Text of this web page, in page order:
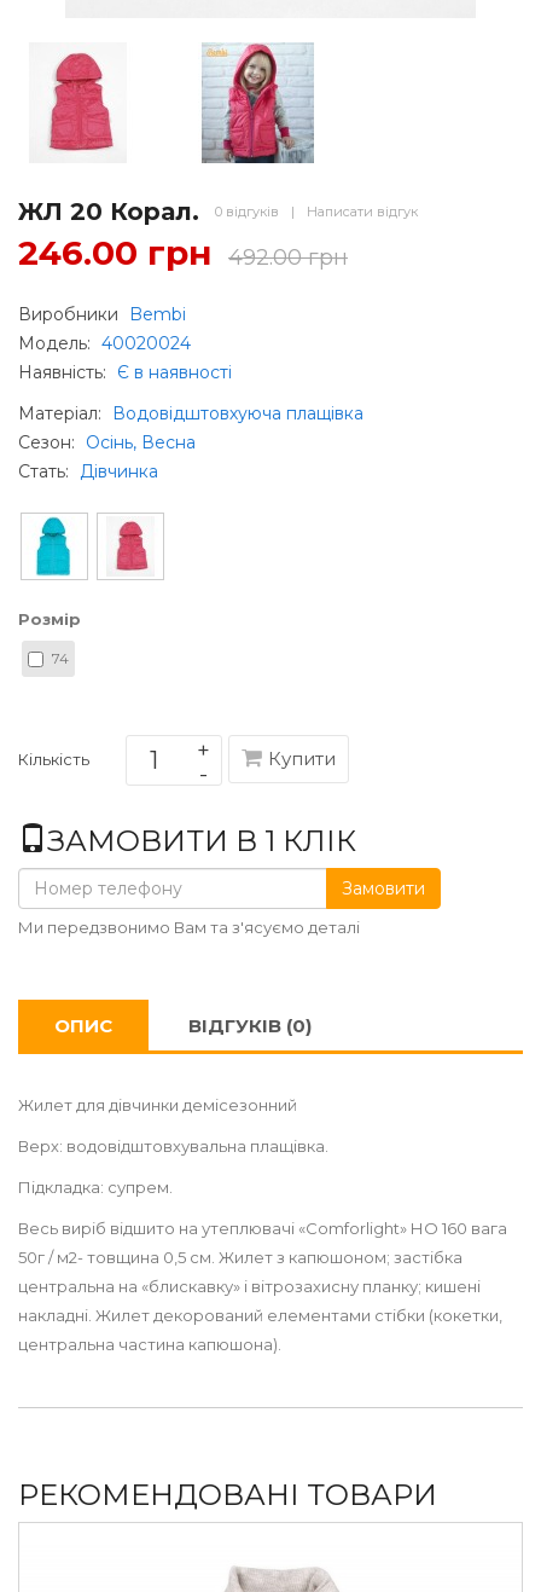
ЖЛ 20 Корал. 0 відгуків | Написати відгук
246.00 грн 492.00 грн
Виробники
Bembi
Модель: 40020024
Наявність:
Є в наявності
Матеріал:
Водовідштовхуюча плащівка
Сезон:
Осінь, Весна
Стать: Дівчинка
Розмір
74
Кількість Купити
ЗАМОВИТИ В 1 КЛІК
Замовити
Ми передзвонимо Вам та з'ясуємо деталі
ОПИС ВІДГУКІВ (0)
Жилет для дівчинки демісезонний
Верх: водовідштовхувальна плащівка.
Підкладка: супрем.
Весь виріб відшито на утеплювачі «Comforlight» НО 160 вага
50г / м2- товщина 0,5 см. Жилет з капюшоном; застібка
центральна на «блискавку» і вітрозахисну планку; кишені
накладні. Жилет декорований елементами стібки (кокетки,
центральна частина капюшона).
РЕКОМЕНДОВАНІ ТОВАРИ